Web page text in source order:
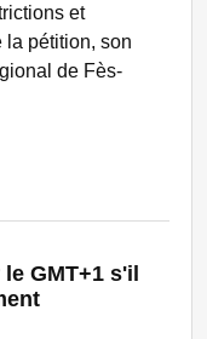
et
la pétition, son
de Fès-
GMT+1 s'il